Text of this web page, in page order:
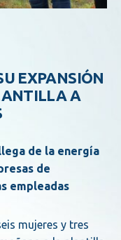
EXPANSIÓN
A
de
empleadas
mujeres y tres